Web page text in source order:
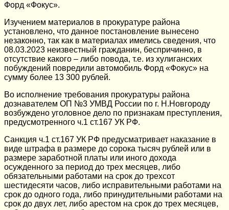
Форд «Фокус».
Изучением материалов в прокуратуре района
установлено, что данное постановление вынесено
незаконно, так как в материалах имелись сведения, что
08.03.2023 неизвестный гражданин, беспричинно, в
отсутствие какого – либо повода, т.е. из хулиганских
побуждений повредили автомобиль Форд «Фокус» на
сумму более 13 300 рублей.
Во исполнение требования прокуратуры района
дознавателем ОП №3 УМВД России по г. Н.Новгороду
возбуждено уголовное дело по признакам преступления,
предусмотренного ч.1 ст.167 УК РФ.
Санкция ч.1 ст.167 УК РФ предусматривает наказание в
виде штрафа в размере до сорока тысяч рублей или в
размере заработной платы или иного дохода
осужденного за период до трех месяцев, либо
обязательными работами на срок до трехсот
шестидесяти часов, либо исправительными работами на
срок до одного года, либо принудительными работами на
срок до двух лет, либо арестом на срок до трех месяцев,